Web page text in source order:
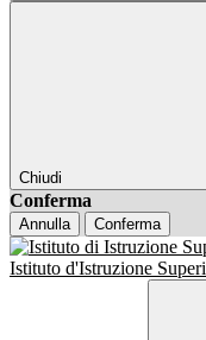
Chiudi
Conferma
Annulla Conferma
Istituto d'Istruzione